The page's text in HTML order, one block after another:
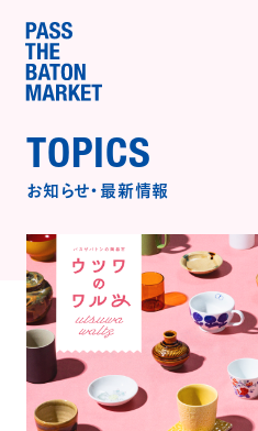
TOPICS
お知らせ・ 最新情報